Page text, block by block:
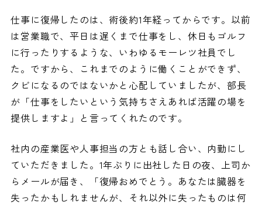
仕事に復帰したのは、術後約1年経ってからです。以前
は営業職で、平日は遅くまで仕事をし、休日もゴルフ
に行ったりするような、いわゆるモーレツ社員でし
た。ですから、これまでのように働くことができず、
クビになるのではないかと心配していましたが、部長
が「仕事をしたいという気持ちさえあれば活躍の場を
提供しますよ」と言ってくれたのです。
社内の産業医や人事担当の方とも話し合い、内勤にし
ていただきました。1年ぶりに出社した日の夜、上司か
らメールが届き、「復帰おめでとう。あなたは臓器を
失ったかもしれませんが、それ以外に失ったものは何